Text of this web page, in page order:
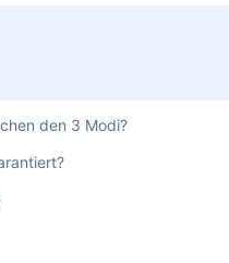
den 3 Modi?